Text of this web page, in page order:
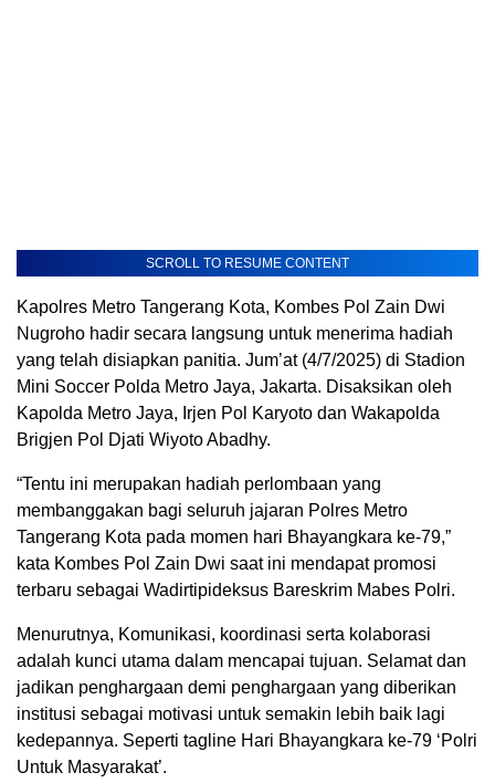
SCROLL TO RESUME CONTENT
Kapolres Metro Tangerang Kota, Kombes Pol Zain Dwi
Nugroho hadir secara langsung untuk menerima hadiah
yang telah disiapkan panitia. Jum’at (4/7/2025) di Stadion
Mini Soccer Polda Metro Jaya, Jakarta. Disaksikan oleh
Kapolda Metro Jaya, Irjen Pol Karyoto dan Wakapolda
Brigjen Pol Djati Wiyoto Abadhy.
“Tentu ini merupakan hadiah perlombaan yang
membanggakan bagi seluruh jajaran Polres Metro
Tangerang Kota pada momen hari Bhayangkara ke-79,”
kata Kombes Pol Zain Dwi saat ini mendapat promosi
terbaru sebagai Wadirtipideksus Bareskrim Mabes Polri.
Menurutnya, Komunikasi, koordinasi serta kolaborasi
adalah kunci utama dalam mencapai tujuan. Selamat dan
jadikan penghargaan demi penghargaan yang diberikan
institusi sebagai motivasi untuk semakin lebih baik lagi
kedepannya. Seperti tagline Hari Bhayangkara ke-79 ‘Polri
Untuk Masyarakat’.